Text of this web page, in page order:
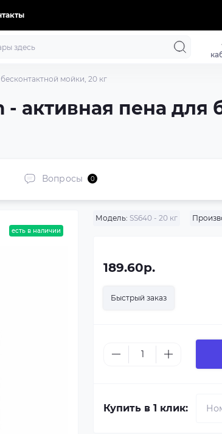
мойки, 20 кг
активная пена для
Вопросы 0
есть в наличии
Модель: SS640 - 20 кг
189.60р.
Быстрый заказ
Купить в 1 клик: